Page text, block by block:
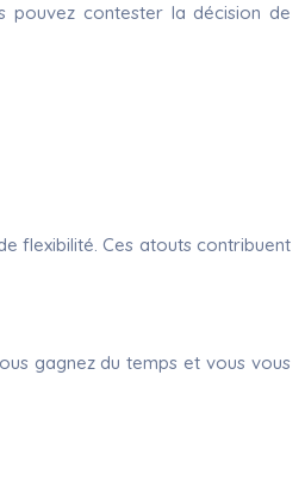
pouvez contester la décision de
flexibilité. Ces atouts contribuent
gagnez du temps et vous vous